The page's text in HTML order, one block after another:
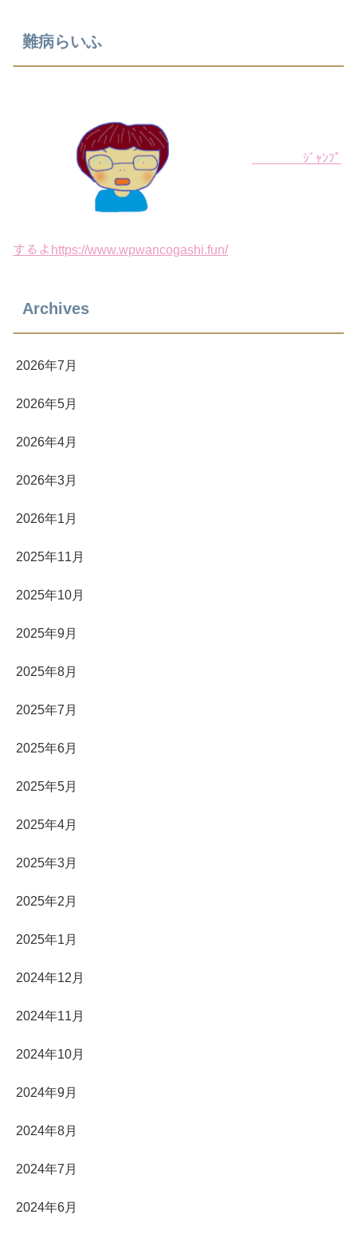
難病らいふ
ｼﾞｬﾝﾌﾟ
するよhttps://www.wpwancogashi.fun/
Archives
2026年7月
2026年5月
2026年4月
2026年3月
2026年1月
2025年11月
2025年10月
2025年9月
2025年8月
2025年7月
2025年6月
2025年5月
2025年4月
2025年3月
2025年2月
2025年1月
2024年12月
2024年11月
2024年10月
2024年9月
2024年8月
2024年7月
2024年6月